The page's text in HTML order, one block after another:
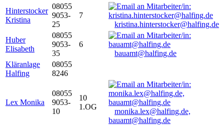
Hinterstocker
Kristina
08055
9053-
25
7
kristina.hinterstocker@halfing.de
Huber
Elisabeth
08055
9053-
35
6
bauamt@halfing.de
Kläranlage
Halfing
08055
8246
Lex Monika
08055
9053-
10
10
1.OG
monika.lex@halfing.de,
bauamt@halfing.de